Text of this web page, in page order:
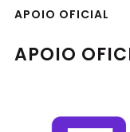
APOIO OFICIAL
APOIO